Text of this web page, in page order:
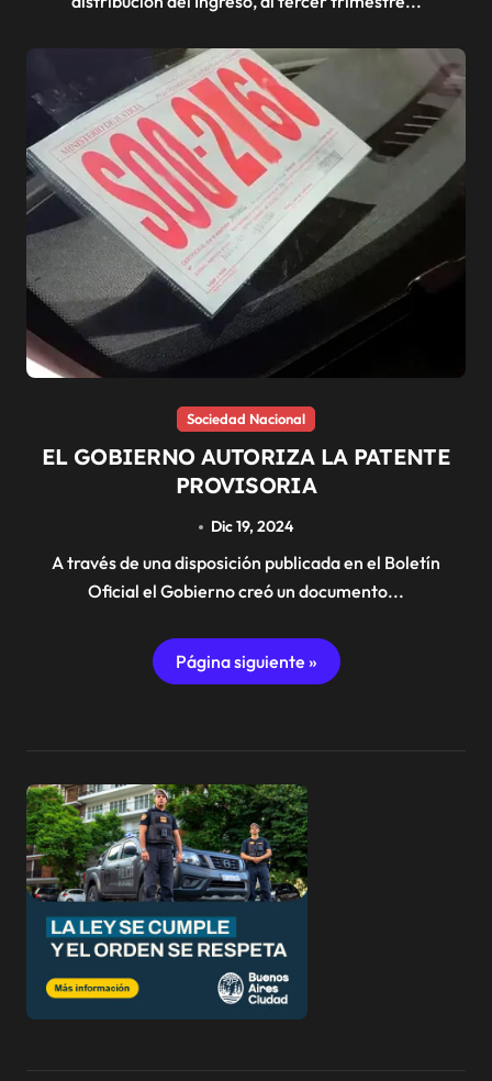
Sociedad Nacional
EL GOBIERNO AUTORIZA LA PATENTE
PROVISORIA
Dic 19, 2024
A través de una disposición publicada en el Boletín
Oficial el Gobierno creó un documento...
Página siguiente »